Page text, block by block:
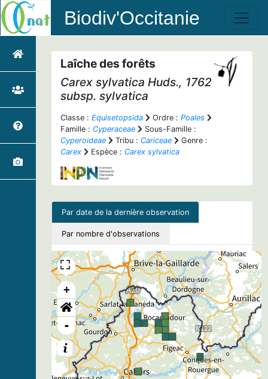
Biodiv'Occitanie
Laîche des forêts
Carex sylvatica Huds., 1762
subsp. sylvatica
Classe : Equisetopsida Ordre : Poales
Famille : Cyperaceae
Sous-Famille :
Cyperoideae
Tribu : Cariceae
Genre :
Carex
Espèce : Carex sylvatica
Par date de la dernière observation
Par nombre d'observations
+
-